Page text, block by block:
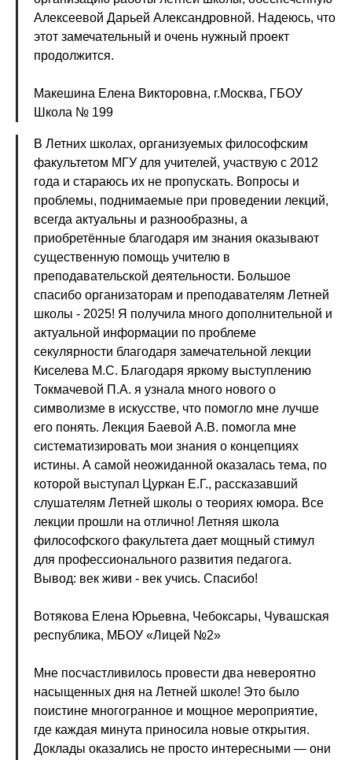
Алексеевой Дарьей Александровной. Надеюсь, что
этот замечательный и очень нужный проект
продолжится.
Макешина Елена Викторовна, г.Москва, ГБОУ
Школа № 199
В Летних школах, организуемых философским
факультетом МГУ для учителей, участвую с 2012
года и стараюсь их не пропускать. Вопросы и
проблемы, поднимаемые при проведении лекций,
всегда актуальны и разнообразны, а
приобретённые благодаря им знания оказывают
существенную помощь учителю в
преподавательской деятельности. Большое
спасибо организаторам и преподавателям Летней
школы - 2025! Я получила много дополнительной и
актуальной информации по проблеме
секулярности благодаря замечательной лекции
Киселева М.С. Благодаря яркому выступлению
Токмачевой П.А. я узнала много нового о
символизме в искусстве, что помогло мне лучше
его понять. Лекция Баевой А.В. помогла мне
систематизировать мои знания о концепциях
истины. А самой неожиданной оказалась тема, по
которой выступал Цуркан Е.Г., рассказавший
слушателям Летней школы о теориях юмора. Все
лекции прошли на отлично! Летняя школа
философского факультета дает мощный стимул
для профессионального развития педагога.
Вывод: век живи - век учись. Спасибо!
Вотякова Елена Юрьевна, Чебоксары, Чувашская
республика, МБОУ «Лицей №2»
Мне посчастливилось провести два невероятно
насыщенных дня на Летней школе! Это было
поистине многогранное и мощное мероприятие,
где каждая минута приносила новые открытия.
Доклады оказались не просто интересными — они